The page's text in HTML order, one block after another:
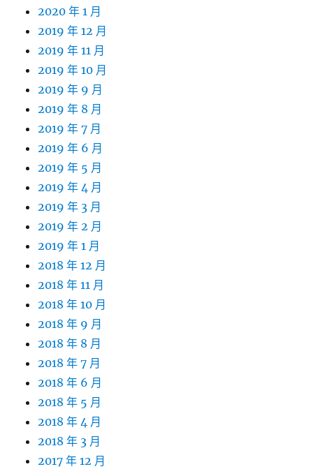
2020 年 1 月
2019 年 12 月
2019 年 11 月
2019 年 10 月
2019 年 9 月
2019 年 8 月
2019 年 7 月
2019 年 6 月
2019 年 5 月
2019 年 4 月
2019 年 3 月
2019 年 2 月
2019 年 1 月
2018 年 12 月
2018 年 11 月
2018 年 10 月
2018 年 9 月
2018 年 8 月
2018 年 7 月
2018 年 6 月
2018 年 5 月
2018 年 4 月
2018 年 3 月
2017 年 12 月